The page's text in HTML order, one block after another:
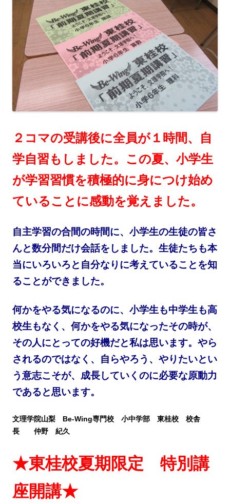
２コマの受講後に全員が１時間、自
学自習もしました。この夏、小学生
が学習習慣を積極的に身につけ始め
ていることに感動を覚えました。
自主学習の合間の時間に、小学生の生徒の皆さ
んと数分間だけ会話をしました。生徒たちも本
当にいろいろと自分なりに考えていることを知
ることができました。
何かをやる気になるのに、小学生も中学生も高
校生もなく、 何かをやる気になったその時が、
その人にとっての好機だと私は思います。やら
されるのではなく、自らやろう、やりたいとい
う意志こそが、成長していくのに必要な原動力
であると思います。
文理学院山梨 Be-Wing専門校 小中学部 東桂校 校舎
長 仲野 紀久
★東桂校夏期限定 特別講
座開講★